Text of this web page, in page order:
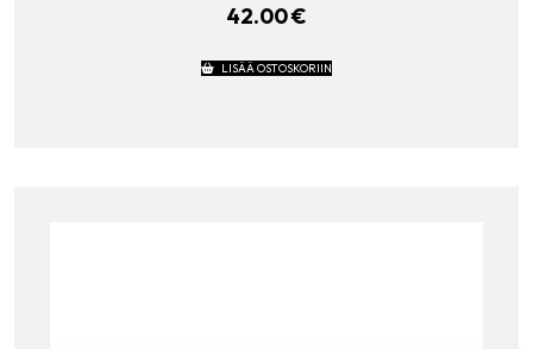
42.00€
LISÄÄ OSTOSKORIIN